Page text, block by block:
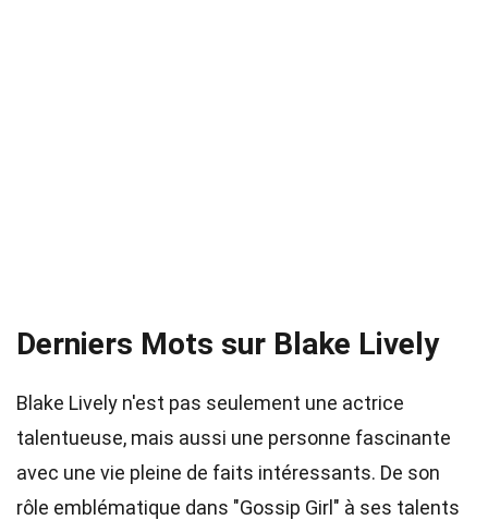
Derniers Mots sur Blake Lively
Blake Lively n'est pas seulement une actrice
talentueuse, mais aussi une personne fascinante
avec une vie pleine de faits intéressants. De son
rôle emblématique dans "Gossip Girl" à ses talents